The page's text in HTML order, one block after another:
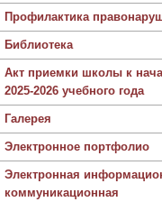
Профилактика
Библиотека
Акт приемки школы к
2025-2026 учебного года
Галерея
Электронное портфолио
Электронная
коммуникационная